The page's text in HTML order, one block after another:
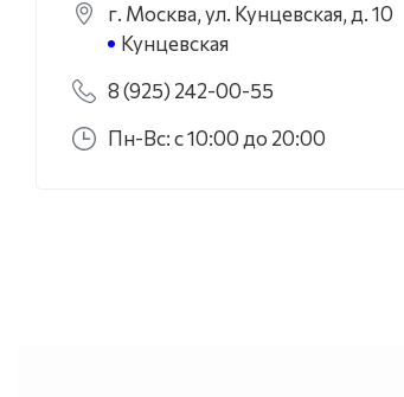
г. Москва, ул. Кунцевская, д. 10
Кунцевская
8 (925) 242-00-55
Пн-Вс: с 10:00 до 20:00